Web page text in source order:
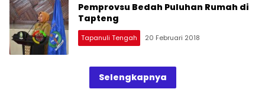
Pemprovsu Bedah Puluhan Rumah di
Tapteng
Tapanuli Tengah 20 Februari 2018
Selengkapnya